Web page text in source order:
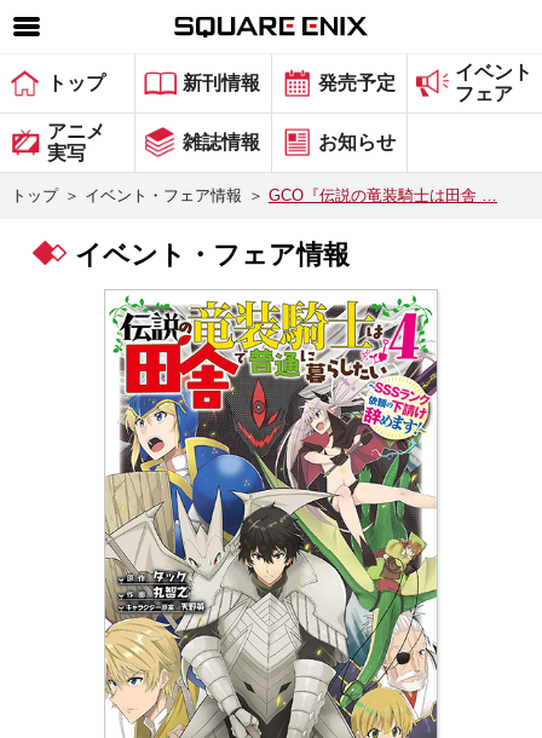
SQUARE ENIX 公式サイトメニュー
ゲーム
マガジン＆ブックス
グッズ
会社情報 採用情報
スクウェア・エニックス サイト内検索
トップ 新刊情報 発売予定
イベント
フェア
アニメ
実写
雑誌情報 お知らせ
トップ ＞ イベント・フェア情報 ＞ GCO『伝説の竜装騎士は田舎 …
イベント・フェア情報